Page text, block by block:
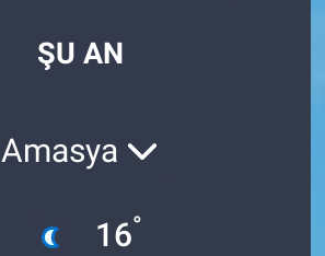
ŞU AN
Amasya
16°